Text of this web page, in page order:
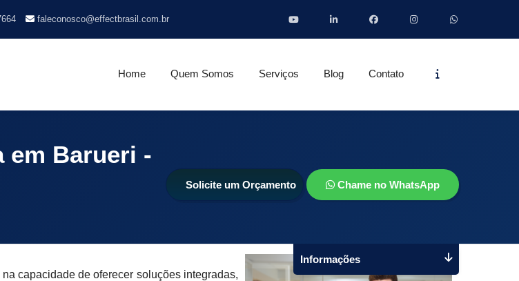
faleconosco@effectbrasil.com.br
Home Quem Somos Serviços Blog Contato
em Barueri -
Solicite um Orçamento Chame no WhatsApp
capacidade de oferecer soluções integradas,
Informações